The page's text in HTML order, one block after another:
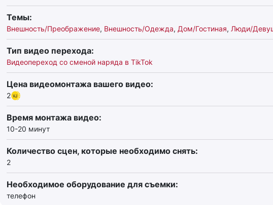
Темы:
Внешность/Преображение, Внешность/Одежда, Дом/Гостиная, Люди/
Тип видео перехода:
Видеопереход со сменой наряда в TikTok
Цена видеомонтажа вашего видео:
2
Время монтажа видео:
10-20 минут
Количество сцен, которые необходимо снять:
2
Необходимое оборудование для съемки:
телефон